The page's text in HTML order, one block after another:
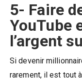
5- Faire
YouTube
l’argent
Si devenir
rarement, il est tout